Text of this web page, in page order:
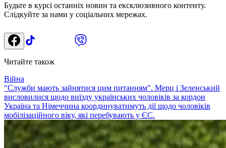
Будьте в курсі останніх новин та ексклюзивного контенту.
Слідкуйте за нами у соціальних мережах.
Читайте також
Війна
"Служби мають зайнятися цим питанням". Мерц і Зеленський
висловилися щодо виїзду українських чоловіків за кордон
Україна та Німеччина координуватимуть дії щодо чоловіків
мобілізаційного віку, які перебувають у ЄС.